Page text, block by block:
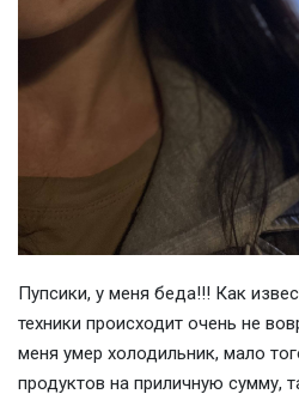
Пупсики, у меня беда!!! Как
техники происходит очень не
меня умер холодильник, мало
продуктов на приличную сумму,